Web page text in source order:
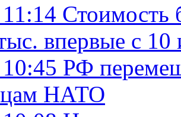
Стоимость
впервые с 10
РФ
НАТО